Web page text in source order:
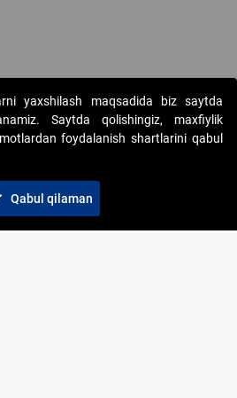
onlayn-auksionlarni tashkil etish"
202-21-11
yaxshilash maqsadida biz saytda
Saytda qolishingiz, maxfiylik
foydalanish shartlarini qabul
Qabul qilaman